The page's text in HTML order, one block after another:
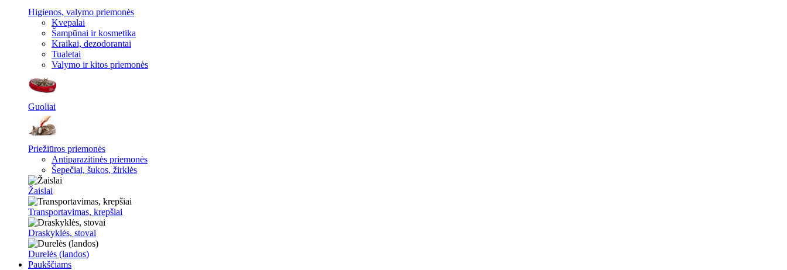
Higienos, valymo priemonės
Kvepalai
Šampūnai ir kosmetika
Kraikai, dezodorantai
Tualetai
Valymo ir kitos priemonės
Guoliai
Priežiūros priemonės
Antiparazitinės priemonės
Šepečiai, šukos, žirklės
Žaislai
Transportavimas, krepšiai
Draskyklės, stovai
Durelės (landos)
Paukščiams